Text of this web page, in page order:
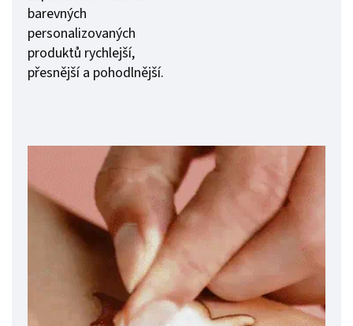
barevných
personalizovaných
produktů rychlejší,
přesnější a pohodlnější.